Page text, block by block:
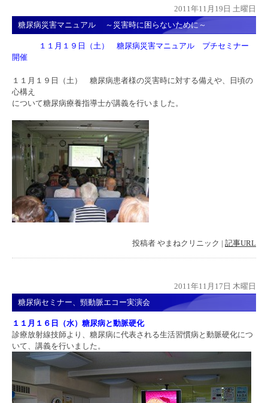
2011年11月19日 土曜日
糖尿病災害マニュアル ～災害時に困らないために～
１１月１９日（土） 糖尿病災害マニュアル プチセミナー
開催
１１月１９日（土） 糖尿病患者様の災害時に対する備えや、日頃の
心構え
について糖尿病療養指導士が講義を行いました。
投稿者 やまねクリニック | 記事URL
2011年11月17日 木曜日
糖尿病セミナー、頸動脈エコー実演会
１１月１６日（水）糖尿病と動脈硬化
診療放射線技師より、糖尿病に代表される生活習慣病と動脈硬化につ
いて、講義を行いました。